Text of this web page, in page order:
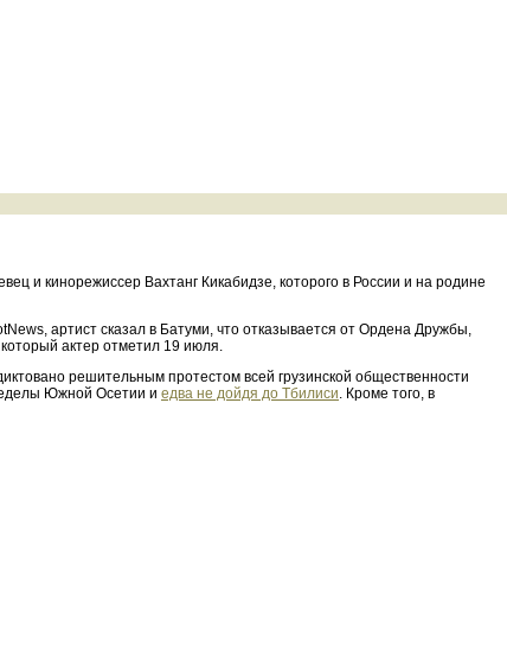
и кинорежиссер Вахтанг Кикабидзе, которого в России и на родине
артист сказал в Батуми, что отказывается от Ордена Дружбы,
актер отметил 19 июля.
решительным протестом всей грузинской общественности
Южной Осетии и едва не дойдя до Тбилиси. Кроме того, в